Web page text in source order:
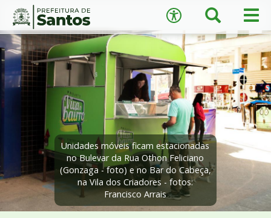
Ir
para
o
conteúdo
Ir
Ir
para
3
Busca
Acessibilidade ×
A− A+
↺Restaurar padrão
Conteúdo
Unidades móveis ficam estacionadas
no Bulevar da Rua Othon Feliciano
(Gonzaga - foto) e no Bar do Cabeça,
na Vila dos Criadores - fotos:
Francisco Arrais